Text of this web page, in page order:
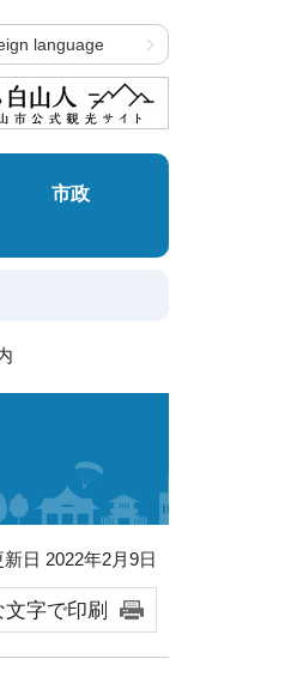
language
市政
日 2022年2月9日
字で印刷